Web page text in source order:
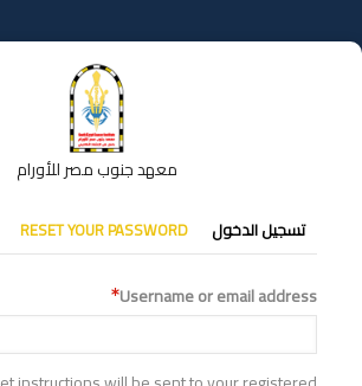
إلى
المحتوى
معهد جنوب مصر للأورام
التبويبات
الأساسية
تسجيل الدخول RESET YOUR PASSWORD
Username or email address